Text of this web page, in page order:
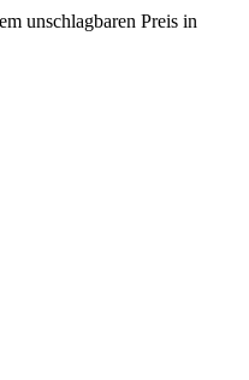
unschlagbaren Preis in